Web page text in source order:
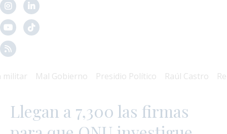
Mal Gobierno Presidio Político Raúl Castro
Llegan a 7,300 las firmas